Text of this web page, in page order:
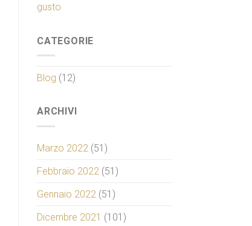
gusto
CATEGORIE
Blog (12)
ARCHIVI
Marzo 2022 (51)
Febbraio 2022 (51)
Gennaio 2022 (51)
Dicembre 2021 (101)